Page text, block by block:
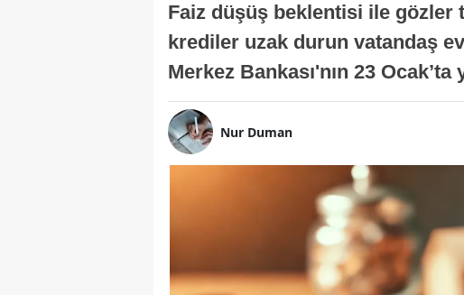
Faiz düşüş beklentisi ile gözler
krediler uzak durun vatandaş
Merkez Bankası'nın 23
Nur Duman